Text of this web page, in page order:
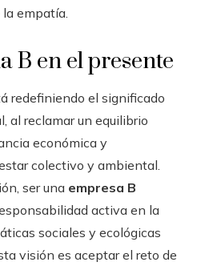
empatía.
B en el presente
redefiniendo el significado
al reclamar un equilibrio
económica y
colectivo y ambiental.
ser una empresa B
activa en la
sociales y ecológicas
visión es aceptar el reto de